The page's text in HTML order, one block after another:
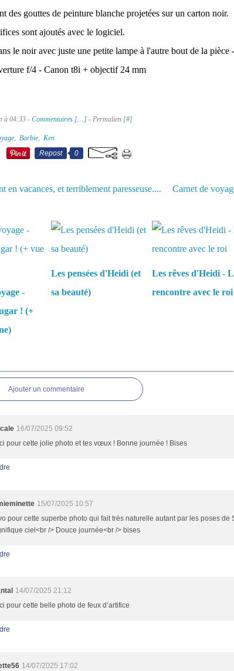
des gouttes de peinture blanche projetées sur un carton noir.
sont ajoutés avec le logiciel.
le noir avec juste une petite lampe à l'autre bout de la pièce
f/4 - Canon t8i + objectif 24 mm
à 04:33 - Commentaires […] - Permalien [#]
, Barbie, Ken
Repost
0
en vacances, et terriblement paresseuse.... Carnet de
-
! (+
Les pensées d'Heidi (et
sa beauté)
Les rêves d'Heidi -
rencontre avec le roi
Ajouter un commentaire
16/07/2025 09:52
pour cette jolie photo et tes vœux ! Bonne journée ! Bises
15/07/2025 10:57
pour cette superbe photo qui fait très naturelle autant par les poses de
ciel<br /> Douce journée<br /> bises
14/07/2025 21:12
pour cette belle photo de feux d’artifice
14/07/2025 17:02